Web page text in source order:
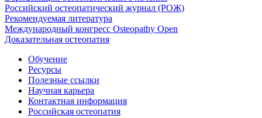
Российский остеопатический журнал (РОЖ)
Рекомендуемая литература
Международный конгресс Osteopathy Open
Доказательная остеопатия
Обучение
Ресурсы
Полезные ссылки
Научная карьера
Контактная информация
Российская остеопатия